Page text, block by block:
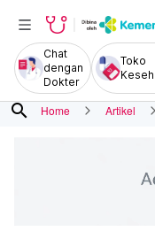
Chat
dengan
Dokter
Toko
search Home Artikel